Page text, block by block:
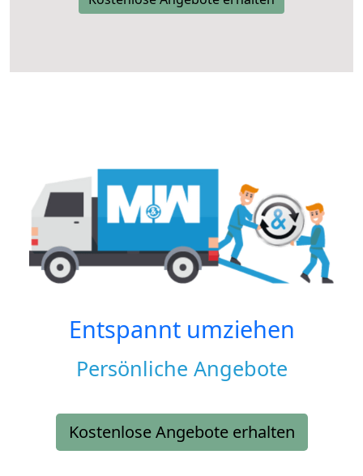
Entspannt umziehen
Persönliche Angebote
Kostenlose Angebote erhalten